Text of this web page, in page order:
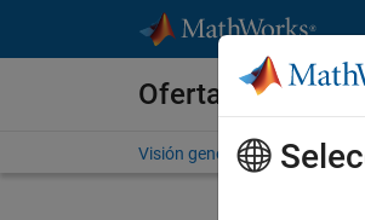
Ofertas de
Visión general Búsqueda de